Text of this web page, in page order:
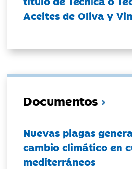
Aceites de Oliva y
Documentos
Nuevas plagas
cambio climático en
mediterráneos